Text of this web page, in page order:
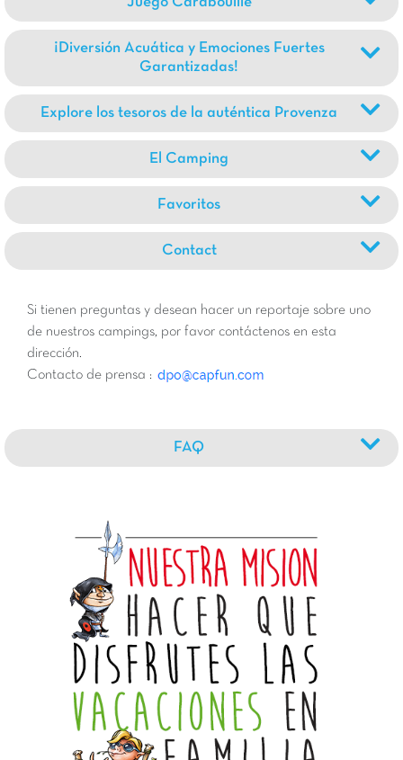
¡Diversión Acuática y Emociones Fuertes
Garantizadas!
Explore los tesoros de la auténtica Provenza
El Camping
Favoritos
Contact
Si tienen preguntas y desean hacer un reportaje sobre uno
de nuestros campings, por favor contáctenos en esta
dirección.
Contacto de prensa :
FAQ